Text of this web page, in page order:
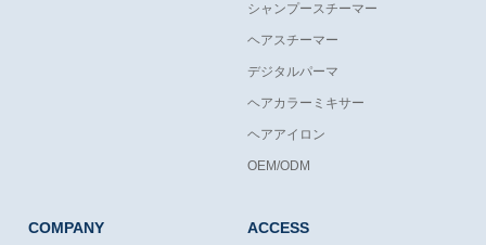
シャンプースチーマー
ヘアスチーマー
デジタルパーマ
ヘアカラーミキサー
ヘアアイロン
OEM/ODM
COMPANY ACCESS